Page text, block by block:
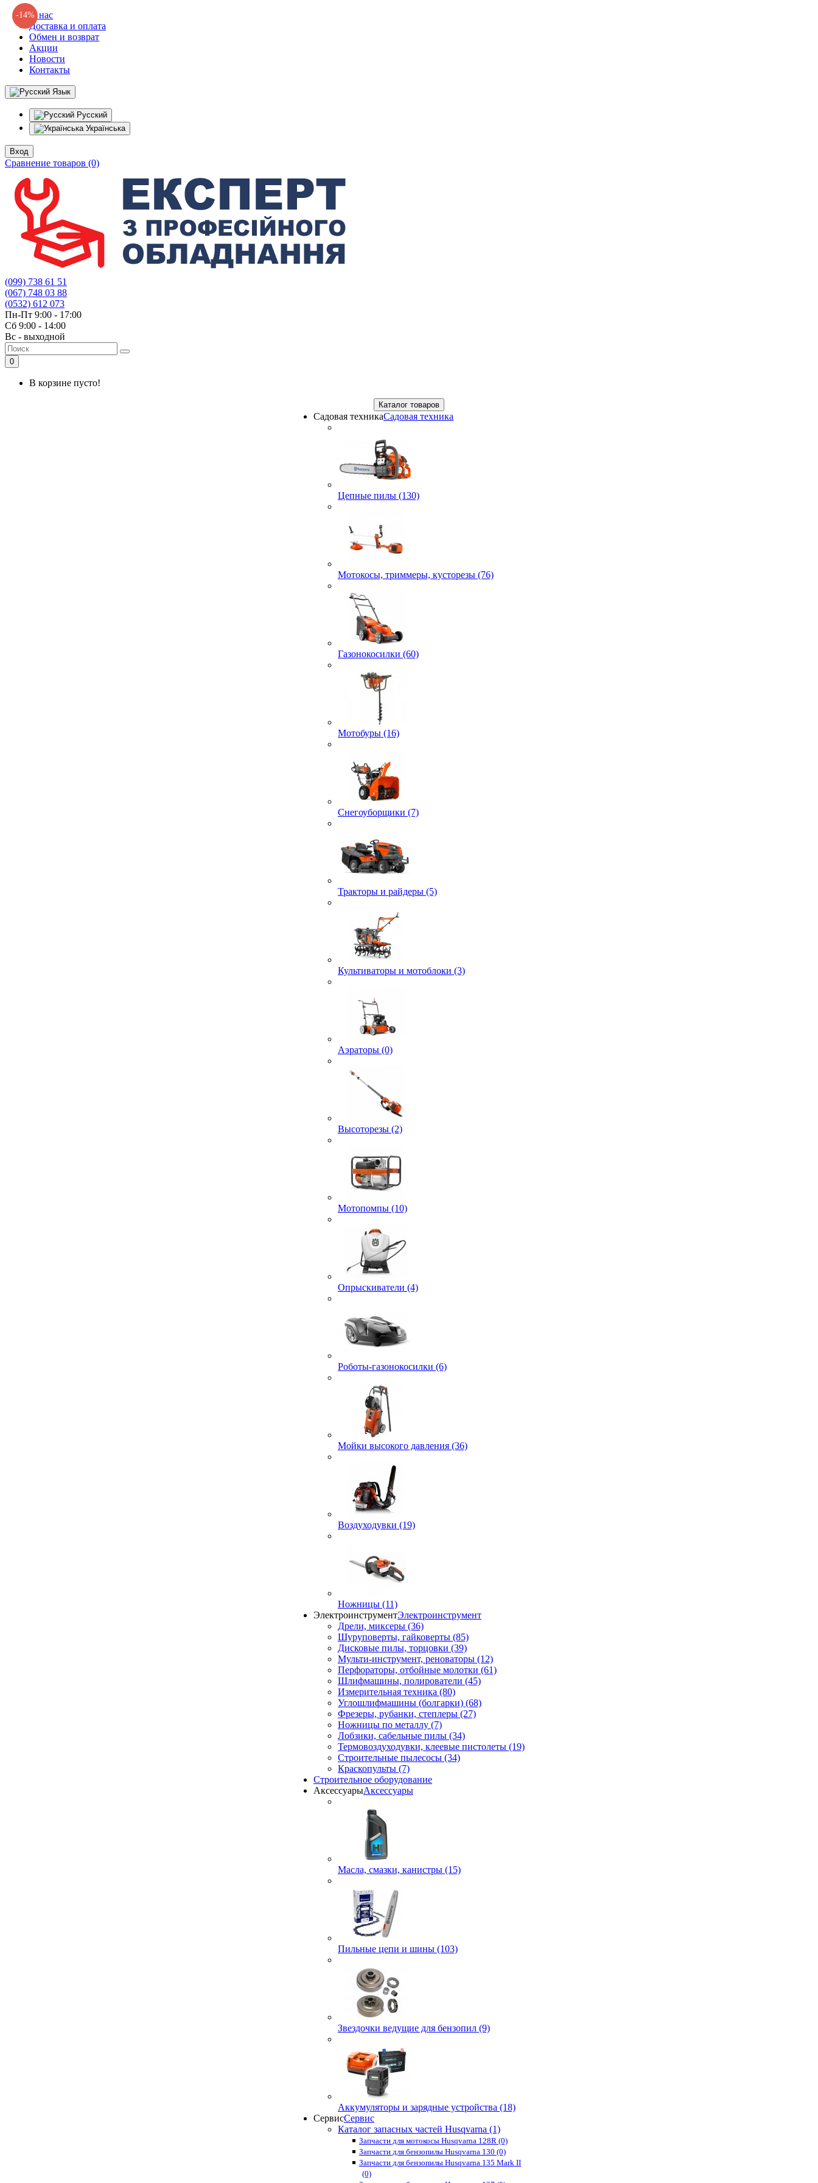
О нас
Доставка и оплата
Обмен и возврат
Акции
Новости
Контакты
Язык
Русский
Українська
Вход
Сравнение товаров (0)
(099) 738 61 51
(067) 748 03 88
(0532) 612 073
Пн-Пт 9:00 - 17:00
Сб 9:00 - 14:00
Вс - выходной
0
В корзине пусто!
Каталог товаров
Садовая техникаСадовая техника
Цепные пилы (130)
Мотокосы, триммеры, кусторезы (76)
Газонокосилки (60)
Мотобуры (16)
Снегоуборщики (7)
Тракторы и райдеры (5)
Культиваторы и мотоблоки (3)
Аэраторы (0)
Высоторезы (2)
Мотопомпы (10)
Опрыскиватели (4)
Роботы-газонокосилки (6)
Мойки высокого давления (36)
Воздуходувки (19)
Ножницы (11)
ЭлектроинструментЭлектроинструмент
Дрели, миксеры (36)
Шуруповерты, гайковерты (85)
Дисковые пилы, торцовки (39)
Мульти-инструмент, реноваторы (12)
Перфораторы, отбойные молотки (61)
Шлифмашины, полирователи (45)
Измерительная техника (80)
Углошлифмашины (болгарки) (68)
Фрезеры, рубанки, степлеры (27)
Ножницы по металлу (7)
Лобзики, сабельные пилы (34)
Термовоздуходувки, клеевые пистолеты (19)
Строительные пылесосы (34)
Краскопульты (7)
Строительное оборудование
АксессуарыАксессуары
Масла, смазки, канистры (15)
Пильные цепи и шины (103)
Звездочки ведущие для бензопил (9)
Аккумуляторы и зарядные устройства (18)
СервисСервис
Каталог запасных частей Husqvarna (1)
Запчасти для мотокосы Husqvarna 128R (0)
Запчасти для бензопилы Husqvarna 130 (0)
Запчасти для бензопилы Husqvarna 135 Mark II
(0)
-14%